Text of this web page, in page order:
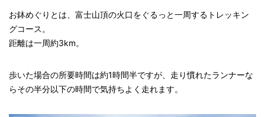
お鉢めぐりとは、富士山頂の火口をぐるっと一周するトレッキン
グコース。
距離は一周約3km。
歩いた場合の所要時間は約1時間半ですが、走り慣れたランナーな
らその半分以下の時間で気持ちよく走れます。